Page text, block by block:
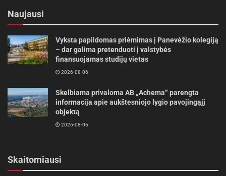
Naujausi
Vyksta papildomas priėmimas į Panevėžio kolegiją
– dar galima pretenduoti į valstybės
finansuojamas studijų vietas
2026-08-06
Skelbiama privaloma AB „Achema“ parengta
informacija apie aukštesniojo lygio pavojingąjį
objektą
2026-08-06
Skaitomiausi